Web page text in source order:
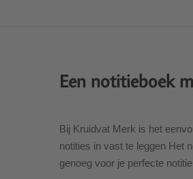
Een notitieboek
Bij Kruidvat Merk is het
notities in vast te leggen Het
genoeg voor je perfecte